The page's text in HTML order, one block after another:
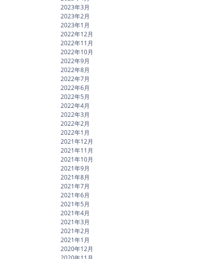
2023年3月
2023年2月
2023年1月
2022年12月
2022年11月
2022年10月
2022年9月
2022年8月
2022年7月
2022年6月
2022年5月
2022年4月
2022年3月
2022年2月
2022年1月
2021年12月
2021年11月
2021年10月
2021年9月
2021年8月
2021年7月
2021年6月
2021年5月
2021年4月
2021年3月
2021年2月
2021年1月
2020年12月